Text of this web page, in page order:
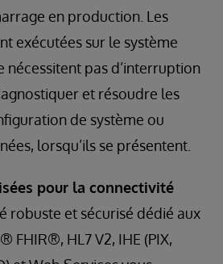
en production. Les
exécutées sur le système
nécessitent pas d’interruption
et résoudre les
de système ou
lorsqu’ils se présentent.
pour la connectivité
robuste et sécurisé dédié aux
FHIR®, HL7 V2, IHE (PIX,